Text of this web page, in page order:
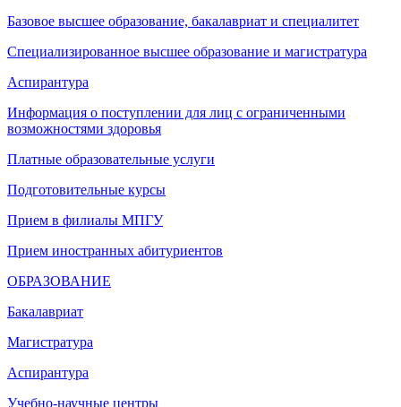
Базовое высшее образование, бакалавриат и специалитет
Специализированное высшее образование и магистратура
Аспирантура
Информация о поступлении для лиц с ограниченными
возможностями здоровья
Платные образовательные услуги
Подготовительные курсы
Прием в филиалы МПГУ
Прием иностранных абитуриентов
ОБРАЗОВАНИЕ
Бакалавриат
Магистратура
Аспирантура
Учебно-научные центры